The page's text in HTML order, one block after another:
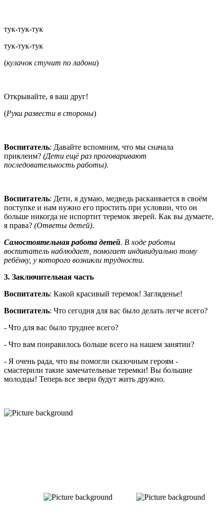
тук-тук-тук
тук-тук-тук
(кулачок стучит по ладони)
Открывайте, я ваш друг!
(Руки развести в стороны)
Воспитатель: Давайте вспомним, что мы сначала
приклеим? (Дети ещё раз проговаривают
последовательность работы).
Воспитатель: Дети, я думаю, медведь раскаивается в своём
поступке и нам нужно его простить при условии, что он
больше никогда не испортит теремок зверей. Как вы думаете,
я права? (Ответы детей).
Самостоятельная работа детей. В ходе работы
воспитатель наблюдает, помогает индивидуально тому
ребёнку, у которого возникли трудности.
3. Заключительная часть
Воспитатель: Какой красивый теремок! Загляденье!
Воспитатель: Что сегодня для вас было делать легче всего?
- Что для вас было труднее всего?
- Что вам понравилось больше всего на нашем занятии?
- Я очень рада, что вы помогли сказочным героям -
смастерили такие замечательные теремки! Вы большие
молодцы! Теперь все звери будут жить дружно.